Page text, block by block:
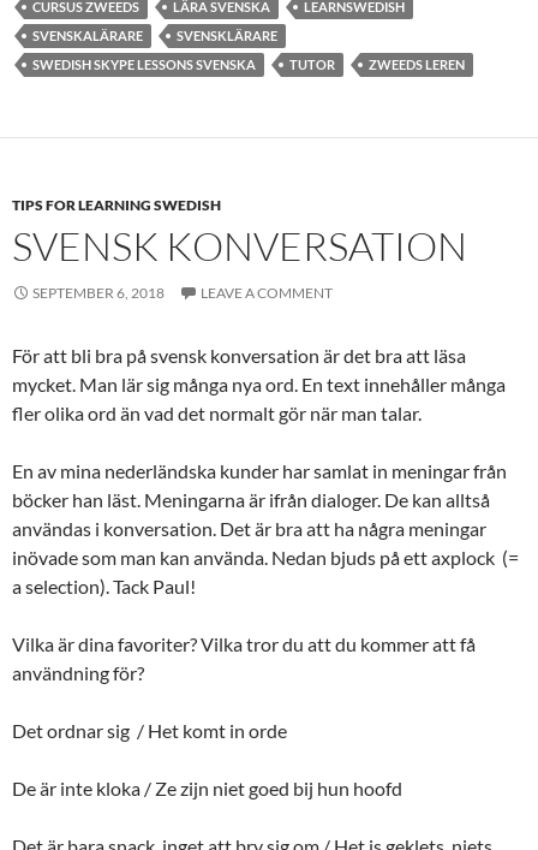
CURSUS ZWEEDS LÄRA SVENSKA
LEARNSWEDISH
SVENSKALÄRARE
SVENSKLÄRARE
SWEDISH SKYPE LESSONS SVENSKA
TUTOR ZWEEDS LEREN
TIPS FOR LEARNING SWEDISH
SVENSK KONVERSATION
SEPTEMBER 6, 2018 LEAVE A COMMENT
För att bli bra på svensk konversation är det bra att läsa
mycket. Man lär sig många nya ord. En text innehåller många
fler olika ord än vad det normalt gör när man talar.
En av mina nederländska kunder har samlat in meningar från
böcker han läst. Meningarna är ifrån dialoger. De kan alltså
användas i konversation. Det är bra att ha några meningar
inövade som man kan använda. Nedan bjuds på ett axplock (=
a selection). Tack Paul!
Vilka är dina favoriter? Vilka tror du att du kommer att få
användning för?
Det ordnar sig / Het komt in orde
De är inte kloka / Ze zijn niet goed bij hun hoofd